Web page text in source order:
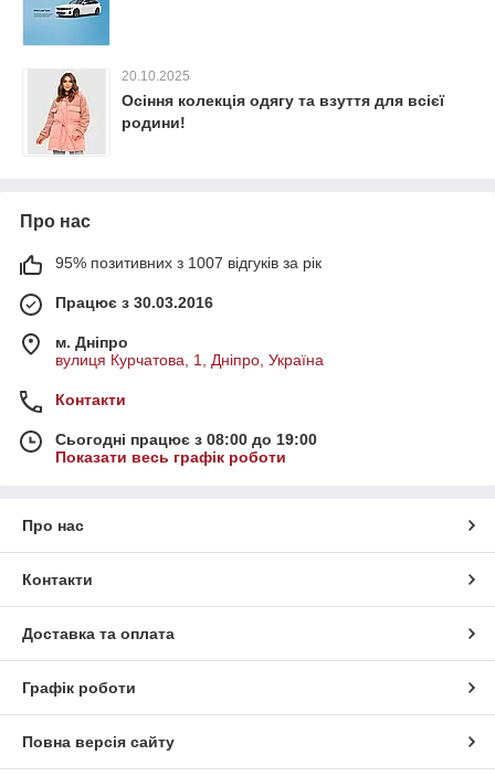
20.10.2025
Осіння колекція одягу та взуття для всієї
родини!
Про нас
95% позитивних з 1007 відгуків за рік
Працює з 30.03.2016
м. Дніпро
вулиця Курчатова, 1, Дніпро, Україна
Контакти
Сьогодні працює з 08:00 до 19:00
Показати весь графік роботи
Про нас
Контакти
Доставка та оплата
Графік роботи
Повна версія сайту